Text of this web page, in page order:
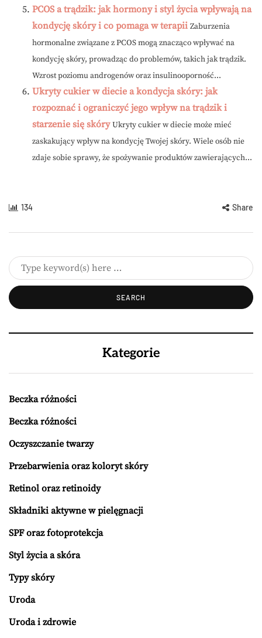
PCOS a trądzik: jak hormony i styl życia wpływają na
kondycję skóry i co pomaga w terapii Zaburzenia
hormonalne związane z PCOS mogą znacząco wpływać na
kondycję skóry, prowadząc do problemów, takich jak trądzik.
Wzrost poziomu androgenów oraz insulinooporność...
Ukryty cukier w diecie a kondycja skóry: jak
rozpoznać i ograniczyć jego wpływ na trądzik i
starzenie się skóry Ukryty cukier w diecie może mieć
zaskakujący wpływ na kondycję Twojej skóry. Wiele osób nie
zdaje sobie sprawy, że spożywanie produktów zawierających...
134 Share
Kategorie
Beczka różności
Beczka różności
Oczyszczanie twarzy
Przebarwienia oraz koloryt skóry
Retinol oraz retinoidy
Składniki aktywne w pielęgnacji
SPF oraz fotoprotekcja
Styl życia a skóra
Typy skóry
Uroda
Uroda i zdrowie